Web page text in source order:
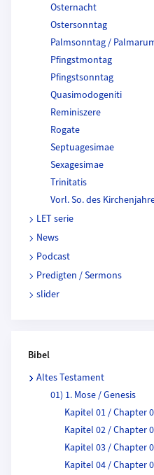
Osternacht
Ostersonntag
Palmsonntag /
Pfingstmontag
Pfingstsonntag
Quasimodogeniti
Reminiszere
Rogate
Septuagesimae
Sexagesimae
Trinitatis
Vorl. So. des
LET serie
News
Podcast
Predigten / Sermons
slider
Bibel
Altes Testament
01) 1. Mose / Genesis
Kapitel 01 / Chapter
Kapitel 02 / Chapter
Kapitel 03 / Chapter
Kapitel 04 / Chapter